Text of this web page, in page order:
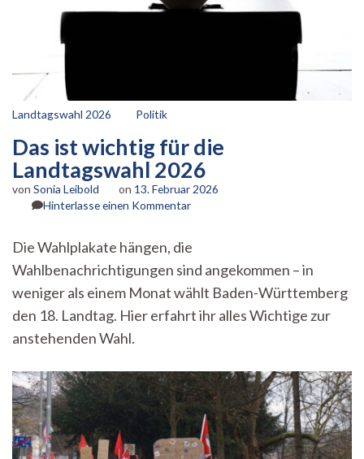
Landtagswahl 2026 Politik
Das ist wichtig für die
Landtagswahl 2026
von Sonia Leibold on 13. Februar 2026
Hinterlasse einen Kommentarzu
wichtig
für
die
Landtagswahl
2026
Die Wahlplakate hängen, die
Wahlbenachrichtigungen sind angekommen – in
weniger als einem Monat wählt Baden-Württemberg
den 18. Landtag. Hier erfahrt ihr alles Wichtige zur
anstehenden Wahl.